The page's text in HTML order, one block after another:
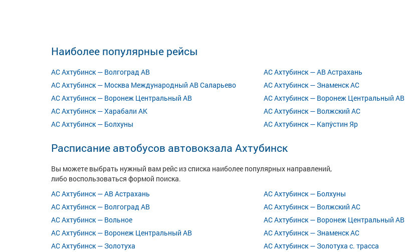
Наиболее популярные рейсы
АС Ахтубинск — Волгоград АВ
АС Ахтубинск — АВ Астрахань
АС Ахтубинск — Москва Международный АВ Саларьево
АС Ахтубинск — Знаменск АС
АС Ахтубинск — Воронеж Центральный АВ
АС Ахтубинск — Воронеж Центральный АВ
АС Ахтубинск — Харабали АК
АС Ахтубинск — Волжский АС
АС Ахтубинск — Болхуны
АС Ахтубинск — Капу́стин Яр
Расписание автобусов автовокзала Ахтубинск
Вы можете выбрать нужный вам рейс из списка наиболее популярных направлений,
либо воспользоваться формой поиска.
АС Ахтубинск — АВ Астрахань
АС Ахтубинск — Болхуны
АС Ахтубинск — Волгоград АВ
АС Ахтубинск — Волжский АС
АС Ахтубинск — Вольное
АС Ахтубинск — Воронеж Центральный АВ
АС Ахтубинск — Воронеж Центральный АВ
АС Ахтубинск — Знаменск АС
АС Ахтубинск — Золотуха
АС Ахтубинск — Золотуха с. трасса